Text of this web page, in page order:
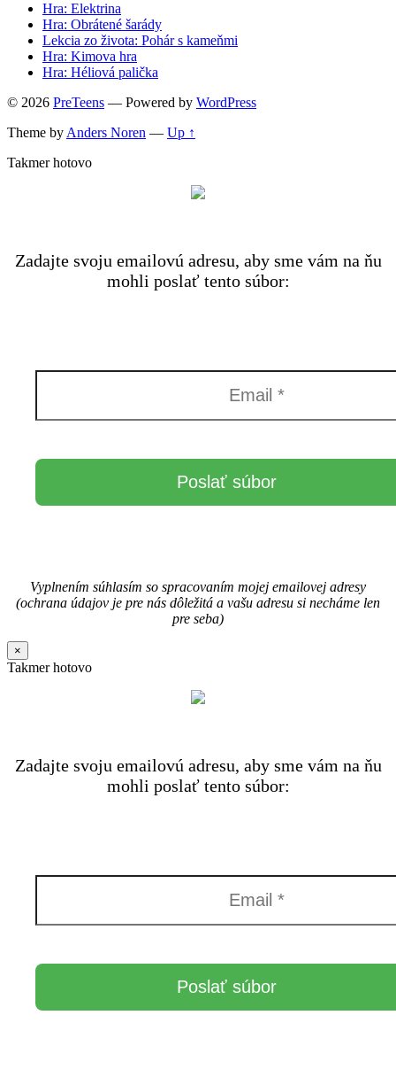
Hra: Elektrina
Hra: Obrátené šarády
Lekcia zo života: Pohár s kameňmi
Hra: Kimova hra
Hra: Héliová palička
© 2026 PreTeens — Powered by WordPress
Theme byAnders Noren — Up ↑
Takmer hotovo
Zadajte svoju emailovú adresu, aby sme vám na ňu
mohli poslať tento súbor:
Vyplnením súhlasím so spracovaním mojej emailovej adresy
(ochrana údajov je pre nás dôležitá a vašu adresu si necháme len
pre seba)
×
Takmer hotovo
Zadajte svoju emailovú adresu, aby sme vám na ňu
mohli poslať tento súbor: